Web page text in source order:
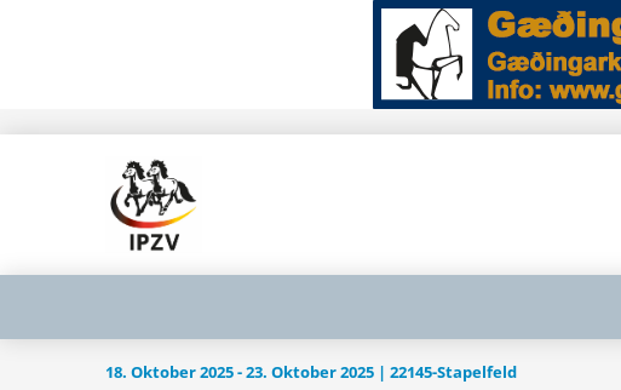
18. Oktober 2025 - 23. Oktober 2025 | 22145-Stapelfeld